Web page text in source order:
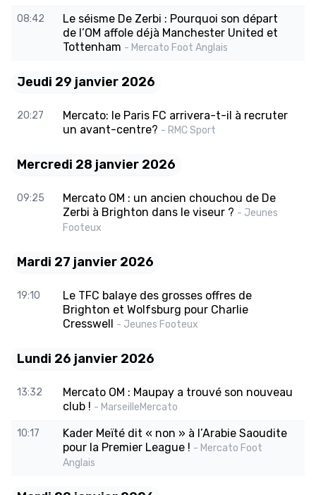
08:42
Le séisme De Zerbi : Pourquoi son départ
de l’OM affole déjà Manchester United et
Tottenham - Mercato Foot Anglais
Jeudi 29 janvier 2026
20:27
Mercato: le Paris FC arrivera-t-il à recruter
un avant-centre? - RMC Sport
Mercredi 28 janvier 2026
09:25
Mercato OM : un ancien chouchou de De
Zerbi à Brighton dans le viseur ? - Jeunes
Footeux
Mardi 27 janvier 2026
19:10
Le TFC balaye des grosses offres de
Brighton et Wolfsburg pour Charlie
Cresswell - Jeunes Footeux
Lundi 26 janvier 2026
13:32
Mercato OM : Maupay a trouvé son nouveau
club ! - MarseilleMercato
10:17
Kader Meïté dit « non » à l’Arabie Saoudite
pour la Premier League ! - Mercato Foot
Anglais